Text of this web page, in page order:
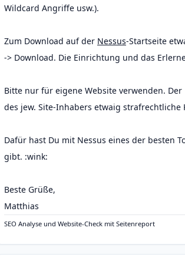
Wildcard Angriffe usw.).
Zum Download auf der Nessus-Startseite
-> Download. Die Einrichtung und das
Bitte nur für eigene Website verwenden.
des jew. Site-Inhabers etwaig strafrechtliche
Dafür hast Du mit Nessus eines der besten
gibt. :wink:
Beste Grüße,
Matthias
SEO Analyse und Website-Check mit Seitenreport